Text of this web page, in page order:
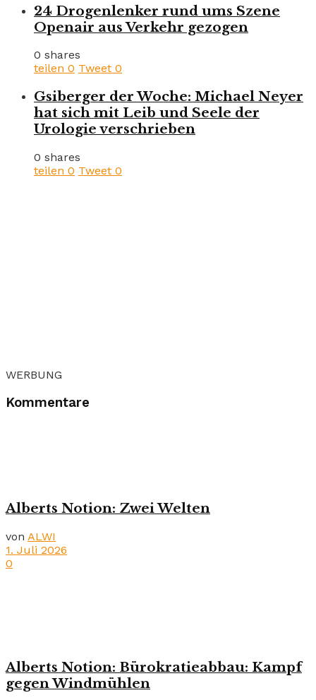
24 Drogenlenker rund ums Szene
Openair aus Verkehr gezogen
0 shares
teilen 0 Tweet 0
Gsiberger der Woche: Michael Neyer
hat sich mit Leib und Seele der
Urologie verschrieben
0 shares
teilen 0 Tweet 0
WERBUNG
Kommentare
Alberts Notion: Zwei Welten
von ALWI
1. Juli 2026
0
Alberts Notion: Bürokratieabbau: Kampf
gegen Windmühlen